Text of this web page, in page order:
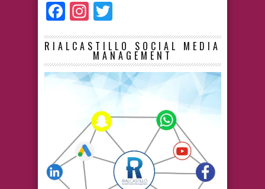
Facebook
Instagram
RIALCASTILLO SOCIAL MEDIA
MANAGEMENT